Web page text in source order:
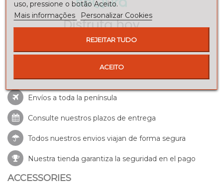
Envíos a toda la península
Consulte nuestros plazos de entrega
Todos nuestros envios viajan de forma segura
Nuestra tienda garantiza la seguridad en el pago
ACCESSORIES
uso, pressione o botão Aceito.
Mais informações
Personalizar Cookies
REJEITAR TUDO
ACEITO